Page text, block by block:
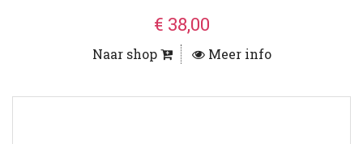
€ 38,00
Naar shop Meer info